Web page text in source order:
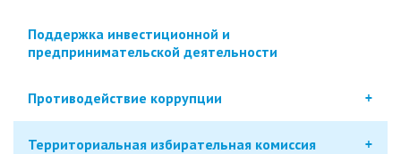
Поддержка инвестиционной и
предпринимательской деятельности
Противодействие коррупции
Территориальная избирательная комиссия